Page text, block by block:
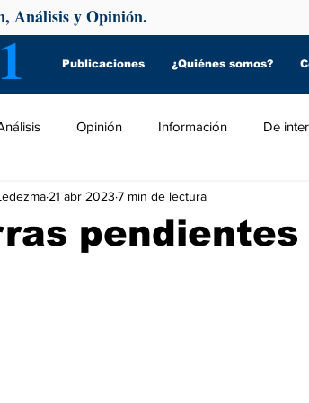
Publicaciones ¿Quiénes somos?
Análisis y Opinión.
Opinión Información De
pendientes
21 abr 2023 7 min de lectura